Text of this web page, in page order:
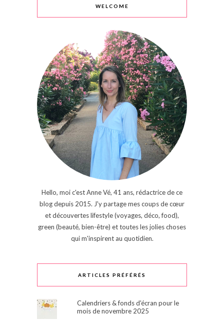
WELCOME
Hello, moi c'est Anne Vé, 41 ans, rédactrice de ce
blog depuis 2015. J'y partage mes coups de cœur
et découvertes lifestyle (voyages, déco, food),
green (beauté, bien-être) et toutes les jolies choses
qui m'inspirent au quotidien.
ARTICLES PRÉFÉRÉS
Calendriers & fonds d'écran pour le
mois de novembre 2025